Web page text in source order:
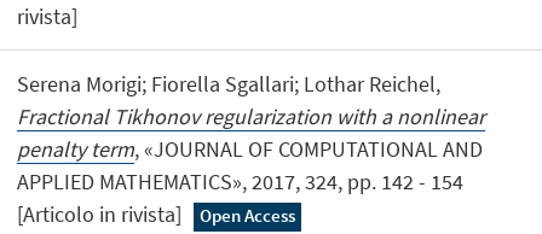
rivista]
Serena Morigi; Fiorella Sgallari; Lothar Reichel,
Fractional Tikhonov regularization with a nonlinear
penalty term, «JOURNAL OF COMPUTATIONAL AND
APPLIED MATHEMATICS», 2017, 324, pp. 142 - 154
[Articolo in rivista]
Open Access